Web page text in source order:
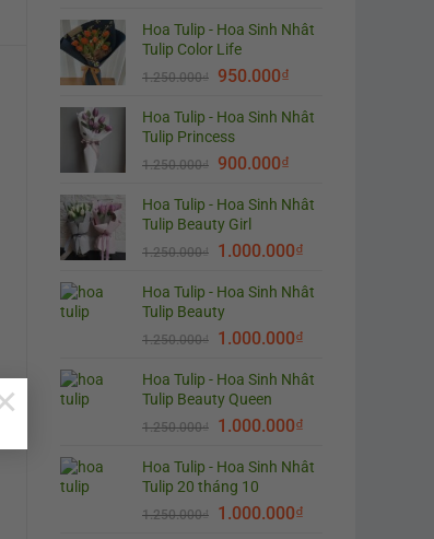
Hoa Tulip - Hoa Sinh Nhât
Tulip Color Life
1.250.000₫ 950.000₫
Hoa Tulip - Hoa Sinh Nhât
Tulip Princess
1.250.000₫ 900.000₫
Hoa Tulip - Hoa Sinh Nhât
Tulip Beauty Girl
1.250.000₫ 1.000.000₫
Hoa Tulip - Hoa Sinh Nhât
Tulip Beauty
1.250.000₫ 1.000.000₫
Hoa Tulip - Hoa Sinh Nhât
Tulip Beauty Queen
1.250.000₫ 1.000.000₫
Hoa Tulip - Hoa Sinh Nhât
Tulip 20 tháng 10
1.250.000₫ 1.000.000₫